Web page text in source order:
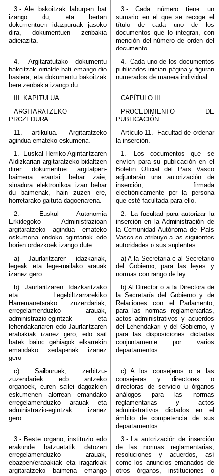
3.- Ale bakoitzak laburpen bat
izango du, eta bertan
dokumentuen idazpuruak jasoko
dira, dokumentuen zenbakia
adierazita.
3.- Cada número tiene un
sumario en el que se recoge el
título de cada uno de los
documentos que lo integran, con
mención del número de orden del
documento.
4.- Argitaratutako dokumentu
bakoitzak orrialde bati emango dio
hasiera, eta dokumentu bakoitzak
bere zenbakia izango du.
4.- Cada uno de los documentos
publicados inician página y figuran
numerados de manera individual.
III. KAPITULUA
CAPÍTULO III
ARGITARATZEKO
PROZEDURA
PROCEDIMIENTO DE
PUBLICACIÓN
11. artikulua.- Argitaratzeko
agindua emateko eskumena.
Artículo 11.- Facultad de ordenar
la inserción.
1.- Euskal Herriko Agintaritzaren
Aldizkarian argitaratzeko bidaltzen
diren dokumentuei argitalpen-
baimena erantsi behar zaie;
sinadura elektronikoa izan behar
du baimenak, hain zuzen ere,
horretarako gaituta dagoenarena.
1.- Los documentos que se
envíen para su publicación en el
Boletín Oficial del País Vasco
adjuntarán una autorización de
inserción, firmada
electrónicamente por la persona
que esté facultada para ello.
2.- Euskal Autonomia
Erkidegoko Administrazioan
argitaratzeko agindua emateko
eskumena ondoko agintariek edo
horien ordezkoek izango dute:
2.- La facultad para autorizar la
inserción en la Administración de
la Comunidad Autónoma del País
Vasco se atribuye a las siguientes
autoridades o sus suplentes:
a) Jaurlaritzaren idazkariak,
legeak eta lege-mailako arauak
izanez gero.
a) A la Secretaria o al Secretario
del Gobierno, para las leyes y
normas con rango de ley.
b) Jaurlaritzaren Idazkaritzako
eta Legebiltzarrarekiko
Harremanetarako zuzendariak,
erregelamenduzko arauak,
administrazio-egintzak eta
lehendakariaren edo Jaurlaritzaren
erabakiak izanez gero, edo sail
batek baino gehiagok elkarrekin
emandako xedapenak izanez
gero.
b) Al Director o a la Directora de
la Secretaría del Gobierno y de
Relaciones con el Parlamento,
para las normas reglamentarias,
actos administrativos y acuerdos
del Lehendakari y del Gobierno, y
para las disposiciones dictadas
conjuntamente por varios
departamentos.
c) Sailburuek, zerbitzu-
zuzendariek edo antzeko
organoek, euren sailei dagozkien
eskumenen alorrean emandako
erregelamenduzko arauak eta
administrazio-egintzak izanez
gero.
c) A los consejeros o a las
consejeras y directores o
directoras de servicio u órganos
análogos para las normas
reglamentarias y actos
administrativos dictados en el
ámbito de competencia de sus
departamentos.
3.- Beste organo, instituzio edo
erakunde batzuetatik datozen
erregelamenduzko arauak,
ebazpen/erabakiak eta iragarkiak
argitaratzeko baimena emango
3.- La autorización de inserción
de las normas reglamentarias,
resoluciones y acuerdos, así
como los anuncios emanados de
otros órganos, instituciones o